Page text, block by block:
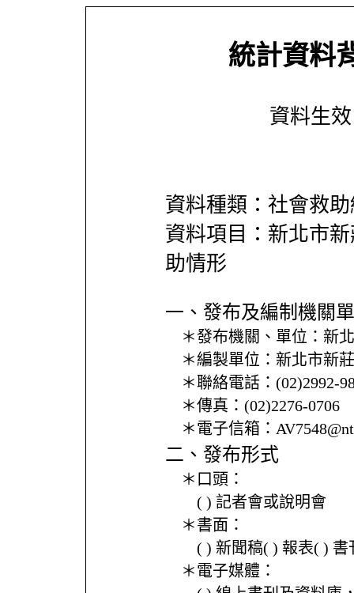
統計資料
資料生
資料種類：社會救
資料項目：新北市
助情形
一、發布及編制機關
＊發布機關、單位： 新
＊編製單位： 新北市新
＊聯絡電話： (02)2992-
＊傳真： (02)2276-0706
＊電子信箱：
二、發布形式
＊口頭：
( ) 記者會或說明會
＊書面：
( ) 新聞稿( ) 報表( ) 書
＊電子媒體：